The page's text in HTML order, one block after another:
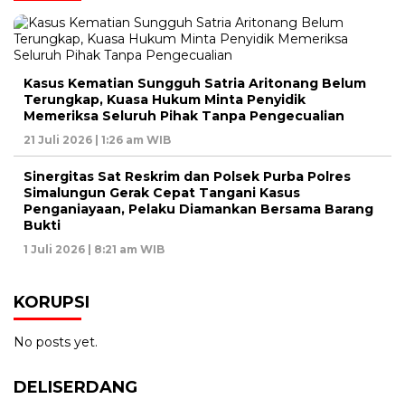
Kasus Kematian Sungguh Satria Aritonang Belum
Terungkap, Kuasa Hukum Minta Penyidik
Memeriksa Seluruh Pihak Tanpa Pengecualian
21 Juli 2026 | 1:26 am WIB
Sinergitas Sat Reskrim dan Polsek Purba Polres
Simalungun Gerak Cepat Tangani Kasus
Penganiayaan, Pelaku Diamankan Bersama Barang
Bukti
1 Juli 2026 | 8:21 am WIB
KORUPSI
No posts yet.
DELISERDANG